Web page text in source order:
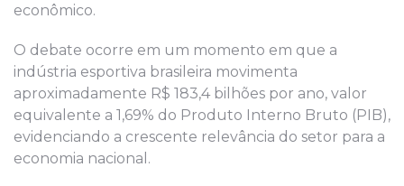
econômico.
O debate ocorre em um momento em que a
indústria esportiva brasileira movimenta
aproximadamente R$ 183,4 bilhões por ano, valor
equivalente a 1,69% do Produto Interno Bruto (PIB),
evidenciando a crescente relevância do setor para a
economia nacional.